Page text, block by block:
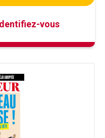
vous